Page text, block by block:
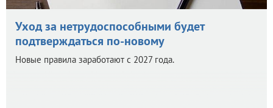
Уход за нетрудоспособными будет
подтверждаться по-новому
Новые правила заработают с 2027 года.